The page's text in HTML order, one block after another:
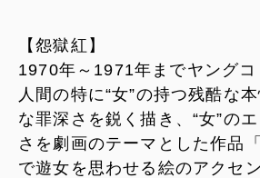
【怨獄紅】
1970年～1971年までヤングコ
人間の特に“女”の持つ残酷な
な罪深さを鋭く描き、“女”の
さを劇画のテーマとした作品
で遊女を思わせる絵のアクセ